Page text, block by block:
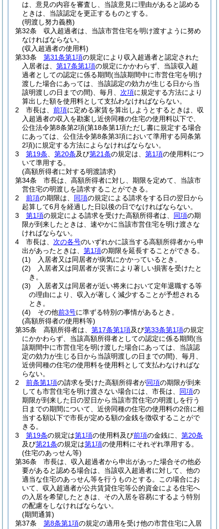
は、意見の内容を審査し、当該意見に理由があると認める
ときは、当該認定を更正するものとする。
(明渡し努力義務)
第32条
収入超過者は、当該市営住宅を明け渡すように努め
なければならない。
(収入超過者の使用料)
第33条
第31条第1項の規定により収入超過者と認定された
入居者は、 第17条第1項の規定にかかわらず、当該収入超
過者としての認定に係る期間(当該期間中に市営住宅を明け
渡した場合にあっては、当該認定の効力が生じる日から当
該明渡しの日までの間) 、毎月、 次項に規定する方法により
算出した額を使用料として支払わなければならない。
2
市長は、 前項に定める家賃を算出しようとするときは、収
入超過者の収入を勘案し近傍同種の住宅の使用料以下で、
公住法令第8条第2項(第18条第1項ただし書に規定する場合
にあっては、公住法令第8条第3項において準用する同条第
2項)に規定する方法によらなければならない。
3
第19条 第20条及び第21条の規定は、 第1項の使用料につ
いて準用する。
(高額所得者に対する明渡請求)
第34条
市長は、高額所得者に対し、期限を定めて、当該市
営住宅の明渡しを請求することができる。
2
前項の期限は、 同項の規定による請求をする日の翌日から
起算して6月を経過した日以後の日でなければならない。
3
第1項の規定による請求を受けた高額所得者は、 同項の期
限が到来したときは、速やかに当該市営住宅を明け渡さな
ければならない。
4
市長は、 次の各号のいずれかに該当する高額所得者から申
出があったときは、 第1項の期限を延長することができる。
(1)
入居者又は同居者が病気にかかっているとき。
(2)
入居者又は同居者が災害により著しい損害を受けたと
き。
(3)
入居者又は同居者が近い将来において定年退職する等
の理由により、収入が著しく減少することが予想される
とき。
(4)
その他前3号に準ずる特別の事情があるとき。
(高額所得者の使用料等)
第35条
高額所得者は、 第17条第1項及び第33条第1項の規定
にかかわらず、当該高額所得者としての認定に係る期間(当
該期間中に市営住宅を明け渡した場合にあっては、当該認
定の効力が生じる日から当該明渡しの日までの間) 、毎月、
近傍同種の住宅の使用料を使用料として支払わなければな
らない。
2
前条第1項の請求を受けた高額所得者が同項の期限が到来
しても市営住宅を明け渡さない場合には、市長は、 同項の
期限が到来した日の翌日から当該市営住宅の明渡しを行う
日までの期間について、近傍同種の住宅の使用料の2倍に相
当する額以下で市長が定める額の金銭を徴収することがで
きる。
3
第19条の規定は第1項の使用料及び前項の金銭に、 第20条
及び第21条の規定は第1項の使用料にそれぞれ準用する。
(住宅のあっせん等)
第36条
市長は、収入超過者から申出があった場合その他必
要があると認める場合は、当該収入超過者に対して、他の
適当な住宅のあっせん等を行うものとする。
この場合にお
いて、収入超過者が公共賃貸住宅等公的資金による住宅へ
の入居を希望したときは、その入居を容易にするよう特別
の配慮をしなければならない。
(期間通算)
第37条
第8条第1項の規定の適用を受け他の市営住宅に入居